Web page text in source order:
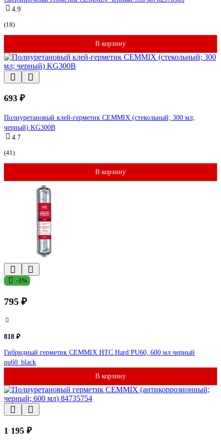
4.9
(18)
В корзину
693 ₽
Полиуретановый клей-герметик CEMMIX (стекольный; 300 мл;
черный) KG300B
4.7
(41)
В корзину
-3%
795 ₽
818 ₽
Гибридный герметик CEMMIX HTC Hard PU60, 600 мл черный
pu60_black
В корзину
1 195 ₽